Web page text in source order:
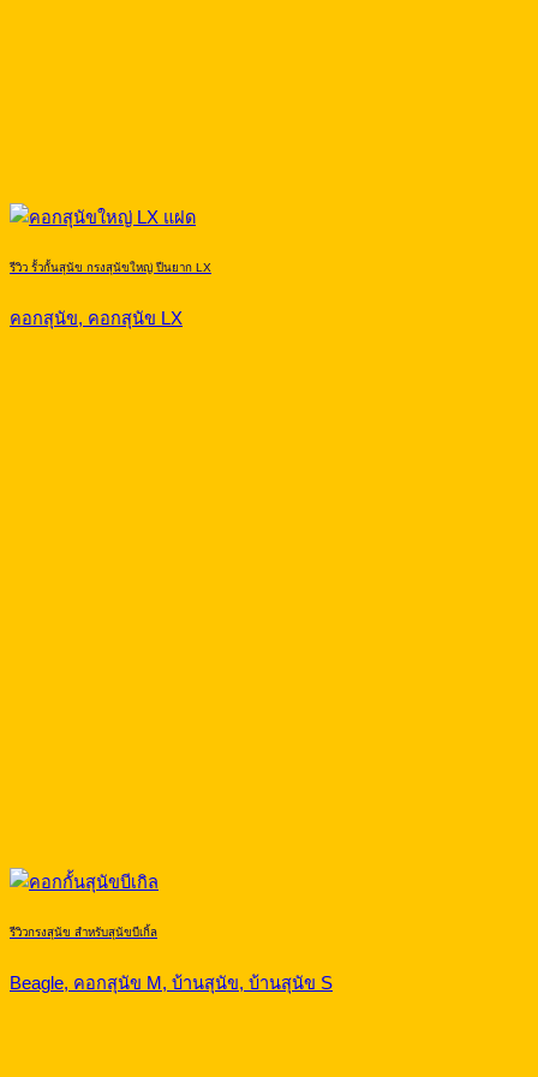
รีวิว รั้วกั้นสุนัข กรงสุนัขใหญ่ ปีนยาก LX
คอกสุนัข, คอกสุนัข LX
รีวิวกรงสุนัข สำหรับสุนัขบีเกิ้ล
Beagle, คอกสุนัข M, บ้านสุนัข, บ้านสุนัข S